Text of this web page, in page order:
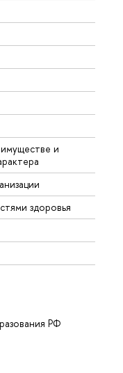
и
здоровья
РФ